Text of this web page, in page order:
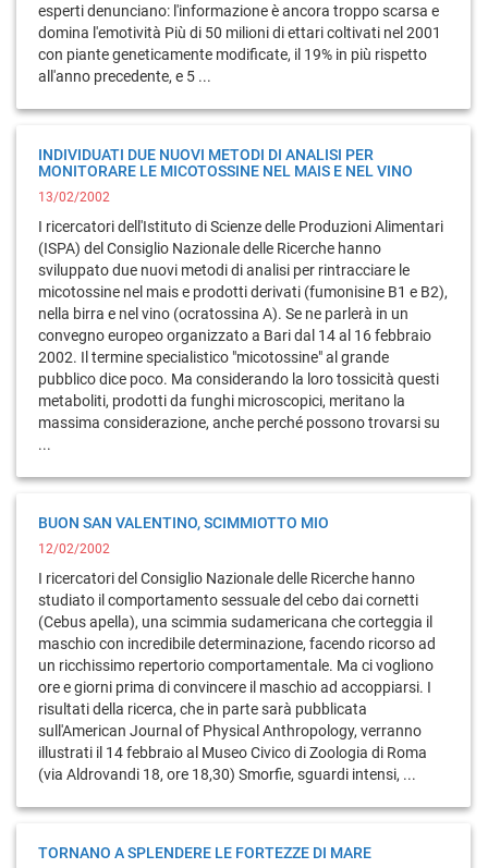
esperti denunciano: l'informazione è ancora troppo scarsa e
domina l'emotività Più di 50 milioni di ettari coltivati nel 2001
con piante geneticamente modificate, il 19% in più rispetto
all'anno precedente, e 5 ...
INDIVIDUATI DUE NUOVI METODI DI ANALISI PER
MONITORARE LE MICOTOSSINE NEL MAIS E NEL VINO
13/02/2002
I ricercatori dell'Istituto di Scienze delle Produzioni Alimentari
(ISPA) del Consiglio Nazionale delle Ricerche hanno
sviluppato due nuovi metodi di analisi per rintracciare le
micotossine nel mais e prodotti derivati (fumonisine B1 e B2),
nella birra e nel vino (ocratossina A). Se ne parlerà in un
convegno europeo organizzato a Bari dal 14 al 16 febbraio
2002. Il termine specialistico "micotossine" al grande
pubblico dice poco. Ma considerando la loro tossicità questi
metaboliti, prodotti da funghi microscopici, meritano la
massima considerazione, anche perché possono trovarsi su
...
BUON SAN VALENTINO, SCIMMIOTTO MIO
12/02/2002
I ricercatori del Consiglio Nazionale delle Ricerche hanno
studiato il comportamento sessuale del cebo dai cornetti
(Cebus apella), una scimmia sudamericana che corteggia il
maschio con incredibile determinazione, facendo ricorso ad
un ricchissimo repertorio comportamentale. Ma ci vogliono
ore e giorni prima di convincere il maschio ad accoppiarsi. I
risultati della ricerca, che in parte sarà pubblicata
sull'American Journal of Physical Anthropology, verranno
illustrati il 14 febbraio al Museo Civico di Zoologia di Roma
(via Aldrovandi 18, ore 18,30) Smorfie, sguardi intensi, ...
TORNANO A SPLENDERE LE FORTEZZE DI MARE